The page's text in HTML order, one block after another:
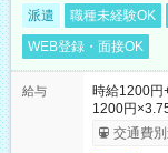
派遣 職種未経験OK
WEB登録・面接OK
給与
時給1200
1200円
交通費